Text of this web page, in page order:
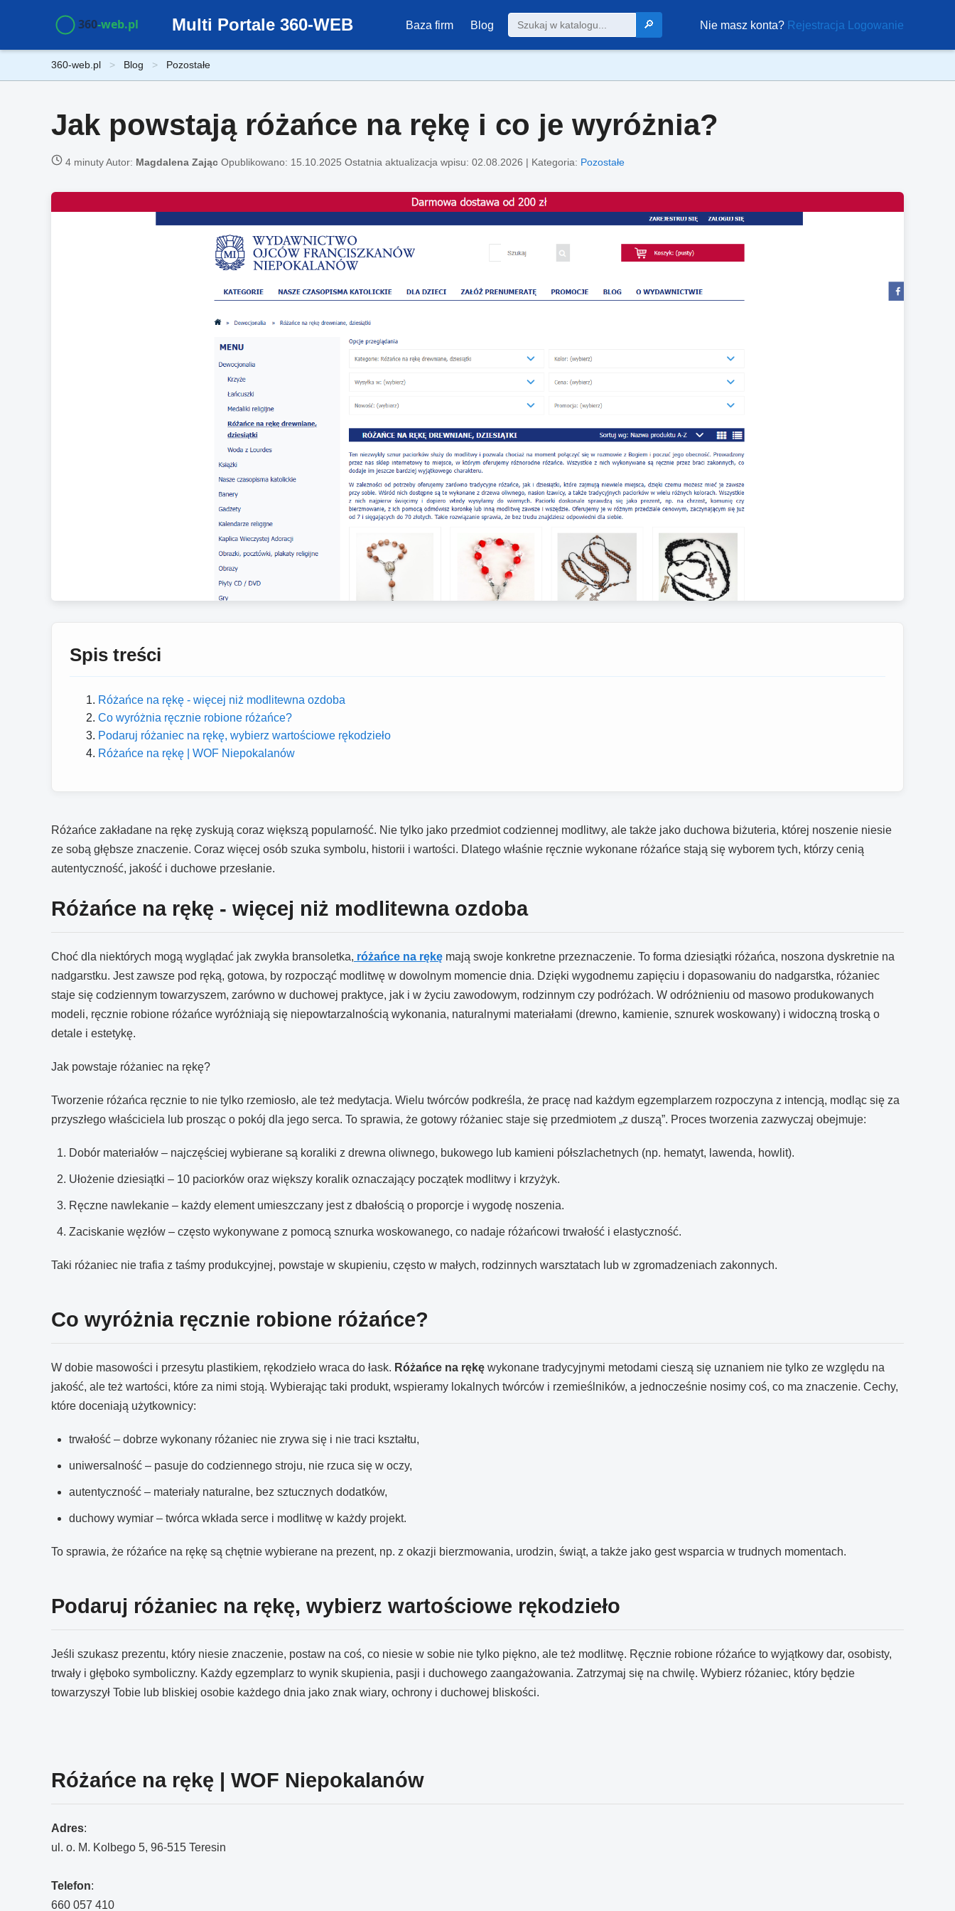
Multi Portale 360-WEB Baza firm Blog 🔎 Nie masz konta? Rejestracja Logowanie
360-web.pl Blog Pozostałe
Jak powstają różańce na rękę i co je wyróżnia?
4 minutyAutor: Magdalena Zając Opublikowano: 15.10.2025 Ostatnia aktualizacja wpisu: 02.08.2026 | Kategoria: Pozostałe
Spis treści
Różańce na rękę - więcej niż modlitewna ozdoba
Co wyróżnia ręcznie robione różańce?
Podaruj różaniec na rękę, wybierz wartościowe rękodzieło
Różańce na rękę | WOF Niepokalanów
Różańce zakładane na rękę zyskują coraz większą popularność. Nie tylko jako przedmiot codziennej modlitwy, ale także jako duchowa biżuteria, której noszenie niesie
ze sobą głębsze znaczenie. Coraz więcej osób szuka symbolu, historii i wartości. Dlatego właśnie ręcznie wykonane różańce stają się wyborem tych, którzy cenią
autentyczność, jakość i duchowe przesłanie.
Różańce na rękę - więcej niż modlitewna ozdoba
Choć dla niektórych mogą wyglądać jak zwykła bransoletka, różańce na rękę mają swoje konkretne przeznaczenie. To forma dziesiątki różańca, noszona dyskretnie na
nadgarstku. Jest zawsze pod ręką, gotowa, by rozpocząć modlitwę w dowolnym momencie dnia. Dzięki wygodnemu zapięciu i dopasowaniu do nadgarstka, różaniec
staje się codziennym towarzyszem, zarówno w duchowej praktyce, jak i w życiu zawodowym, rodzinnym czy podróżach. W odróżnieniu od masowo produkowanych
modeli, ręcznie robione różańce wyróżniają się niepowtarzalnością wykonania, naturalnymi materiałami (drewno, kamienie, sznurek woskowany) i widoczną troską o
detale i estetykę.
Jak powstaje różaniec na rękę?
Tworzenie różańca ręcznie to nie tylko rzemiosło, ale też medytacja. Wielu twórców podkreśla, że pracę nad każdym egzemplarzem rozpoczyna z intencją, modląc się za
przyszłego właściciela lub prosząc o pokój dla jego serca. To sprawia, że gotowy różaniec staje się przedmiotem „z duszą”. Proces tworzenia zazwyczaj obejmuje:
Dobór materiałów – najczęściej wybierane są koraliki z drewna oliwnego, bukowego lub kamieni półszlachetnych (np. hematyt, lawenda, howlit).
Ułożenie dziesiątki – 10 paciorków oraz większy koralik oznaczający początek modlitwy i krzyżyk.
Ręczne nawlekanie – każdy element umieszczany jest z dbałością o proporcje i wygodę noszenia.
Zaciskanie węzłów – często wykonywane z pomocą sznurka woskowanego, co nadaje różańcowi trwałość i elastyczność.
Taki różaniec nie trafia z taśmy produkcyjnej, powstaje w skupieniu, często w małych, rodzinnych warsztatach lub w zgromadzeniach zakonnych.
Co wyróżnia ręcznie robione różańce?
W dobie masowości i przesytu plastikiem, rękodzieło wraca do łask. Różańce na rękę wykonane tradycyjnymi metodami cieszą się uznaniem nie tylko ze względu na
jakość, ale też wartości, które za nimi stoją. Wybierając taki produkt, wspieramy lokalnych twórców i rzemieślników, a jednocześnie nosimy coś, co ma znaczenie. Cechy,
które doceniają użytkownicy:
trwałość – dobrze wykonany różaniec nie zrywa się i nie traci kształtu,
uniwersalność – pasuje do codziennego stroju, nie rzuca się w oczy,
autentyczność – materiały naturalne, bez sztucznych dodatków,
duchowy wymiar – twórca wkłada serce i modlitwę w każdy projekt.
To sprawia, że różańce na rękę są chętnie wybierane na prezent, np. z okazji bierzmowania, urodzin, świąt, a także jako gest wsparcia w trudnych momentach.
Podaruj różaniec na rękę, wybierz wartościowe rękodzieło
Jeśli szukasz prezentu, który niesie znaczenie, postaw na coś, co niesie w sobie nie tylko piękno, ale też modlitwę. Ręcznie robione różańce to wyjątkowy dar, osobisty,
trwały i głęboko symboliczny. Każdy egzemplarz to wynik skupienia, pasji i duchowego zaangażowania. Zatrzymaj się na chwilę. Wybierz różaniec, który będzie
towarzyszył Tobie lub bliskiej osobie każdego dnia jako znak wiary, ochrony i duchowej bliskości.
Różańce na rękę | WOF Niepokalanów
Adres:
ul. o. M. Kolbego 5, 96-515 Teresin
Telefon:
660 057 410